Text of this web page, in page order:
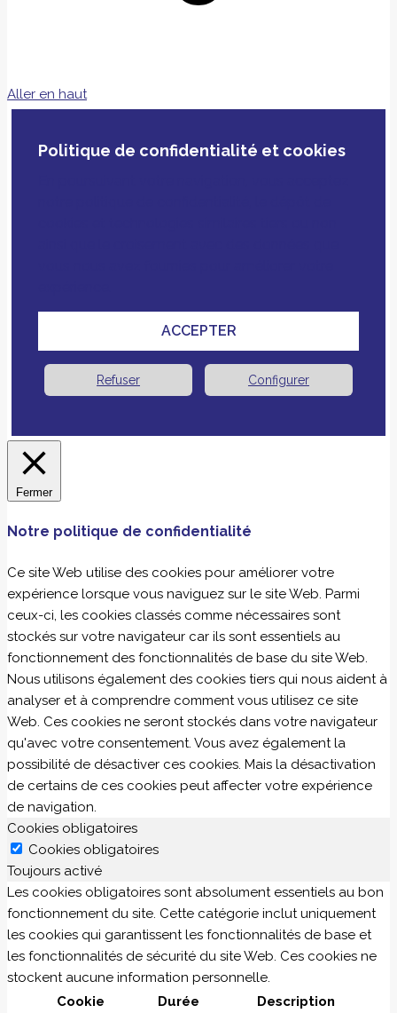
Aller en haut
Politique de confidentialité et cookies
ACCEPTER
Refuser Configurer
Fermer
Notre politique de confidentialité
Ce site Web utilise des cookies pour améliorer votre
expérience lorsque vous naviguez sur le site Web. Parmi
ceux-ci, les cookies classés comme nécessaires sont
stockés sur votre navigateur car ils sont essentiels au
fonctionnement des fonctionnalités de base du site Web.
Nous utilisons également des cookies tiers qui nous aident à
analyser et à comprendre comment vous utilisez ce site
Web. Ces cookies ne seront stockés dans votre navigateur
qu'avec votre consentement. Vous avez également la
possibilité de désactiver ces cookies. Mais la désactivation
de certains de ces cookies peut affecter votre expérience
de navigation.
Cookies obligatoires
Cookies obligatoires
Toujours activé
Les cookies obligatoires sont absolument essentiels au bon
fonctionnement du site. Cette catégorie inclut uniquement
les cookies qui garantissent les fonctionnalités de base et
les fonctionnalités de sécurité du site Web. Ces cookies ne
stockent aucune information personnelle.
Cookie
Durée Description